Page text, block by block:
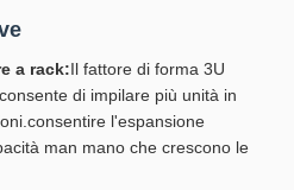
a rack:Il fattore di forma 3U
di impilare più unità in
l'espansione
man mano che crescono le